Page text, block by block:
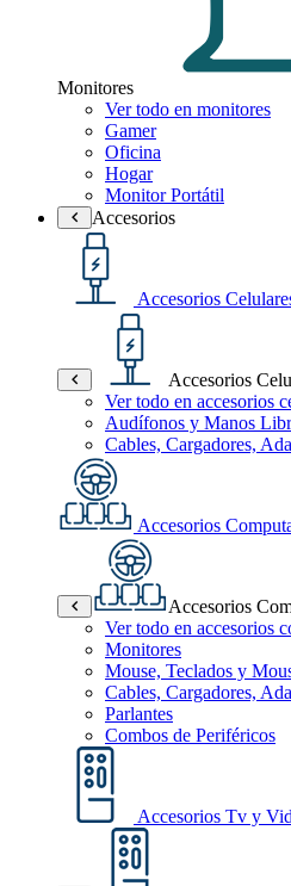
Monitores
Ver todo en monitores
Gamer
Oficina
Hogar
Monitor Portátil
Accesorios
Accesorios
Accesorios
Ver todo en accesorios
Audífonos y Manos
Cables, Cargadores,
Accesorios
Accesorios
Ver todo en accesorios
Monitores
Mouse, Teclados y
Cables, Cargadores,
Parlantes
Combos de Periféricos
Accesorios Tv y